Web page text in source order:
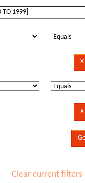
Clear current filters